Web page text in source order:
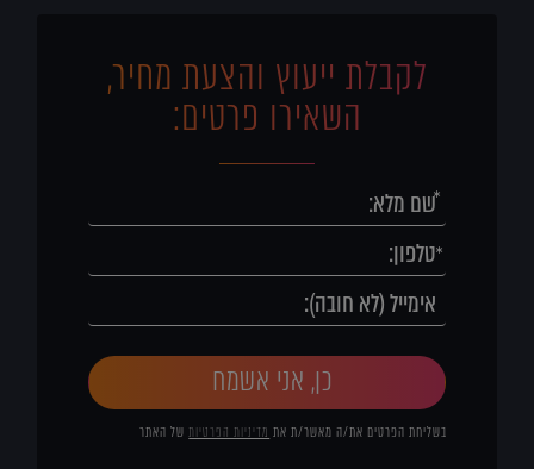
לקבלת ייעוץ והצעת מחיר,
השאירו פרטים:
כן, אני אשמח
בשליחת הפרטים את/ה מאשר/ת את מדיניות הפרטיותשל האתר